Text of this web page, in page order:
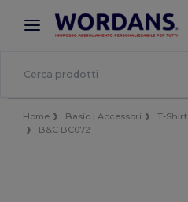
× App Wordans
Prezzi migliori sull'app!
Home Basic | Accessori T-Shirt
B&C BC072